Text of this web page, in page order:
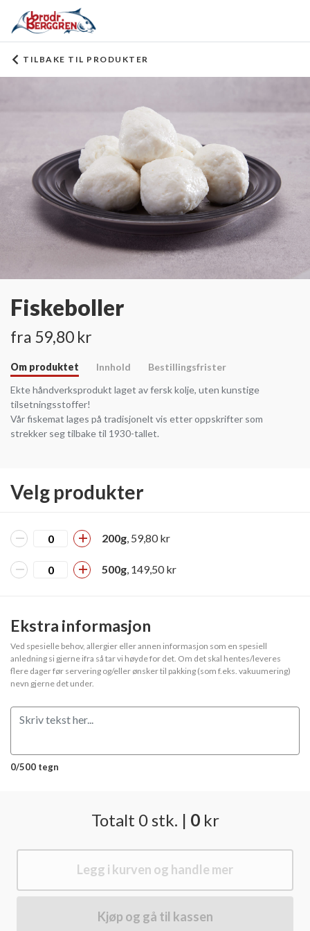
TILBAKE TIL PRODUKTER
Fiskeboller
fra 59,80 kr
Om produktet Innhold
Bestillingsfrister
Ekte håndverksprodukt laget av fersk kolje, uten kunstige
tilsetningsstoffer!
Vår fiskemat lages på tradisjonelt vis etter oppskrifter som
strekker seg tilbake til 1930-tallet.
Velg produkter
200g , 59,80 kr
500g , 149,50 kr
Ekstra informasjon
Ved spesielle behov, allergier eller annen informasjon som en spesiell
anledning si gjerne ifra så tar vi høyde for det. Om det skal hentes/leveres
flere dager før servering og/eller ønsker til pakking (som f.eks. vakuumering)
nevn gjerne det under.
0/500 tegn
Totalt 0 stk. | 0kr
Legg i kurven og handle mer
Kjøp og gå til kassen